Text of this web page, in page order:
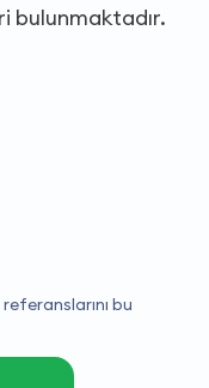
bulunmaktadır.
bu